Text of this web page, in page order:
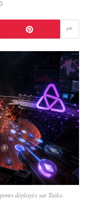
déployés sur Taiko.